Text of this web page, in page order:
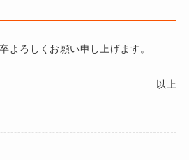
よろしくお願い申し上げます。
以上